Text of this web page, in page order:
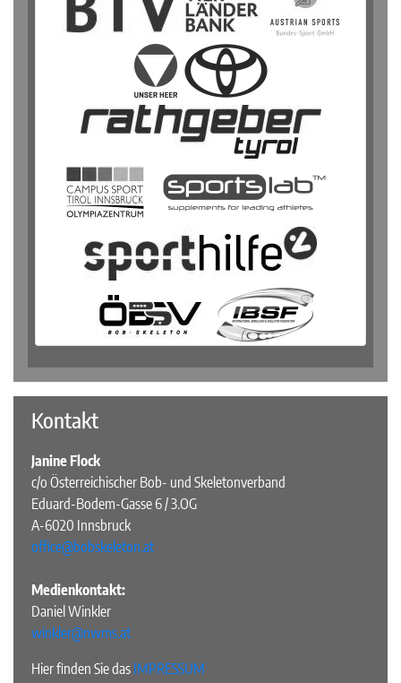
Kontakt
Janine Flock
c/o Österreichischer Bob- und Skeletonverband
Eduard-Bodem-Gasse 6 / 3.OG
A-6020 Innsbruck
office@bobskeleton.at
Medienkontakt:
Daniel Winkler
winkler@nwms.at
Hier finden Sie das IMPRESSUM